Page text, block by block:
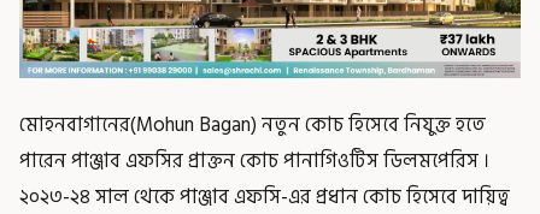
মোহনবাগানের(Mohun Bagan) নতুন কোচ হিসেবে নিযুক্ত হতে
পারেন পাঞ্জাব এফসির প্রাক্তন কোচ পানাগিওটিস ডিলমপেরিস ।
২০২৩-২৪ সাল থেকে পাঞ্জাব এফসি-এর প্রধান কোচ হিসেবে দায়িত্ব